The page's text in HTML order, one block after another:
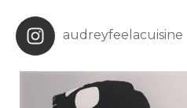
audreyfeelacuisine